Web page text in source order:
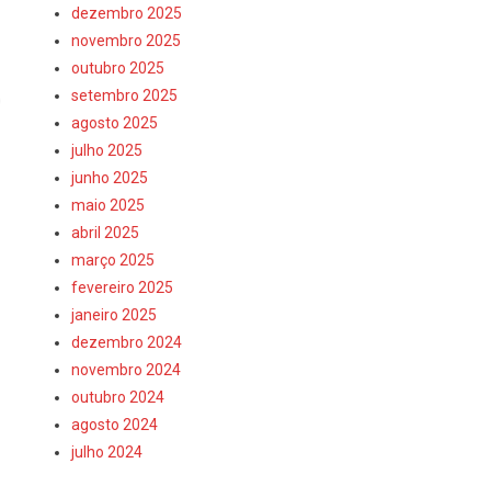
dezembro 2025
novembro 2025
outubro 2025
setembro 2025
agosto 2025
julho 2025
junho 2025
maio 2025
abril 2025
março 2025
fevereiro 2025
janeiro 2025
dezembro 2024
novembro 2024
outubro 2024
agosto 2024
julho 2024